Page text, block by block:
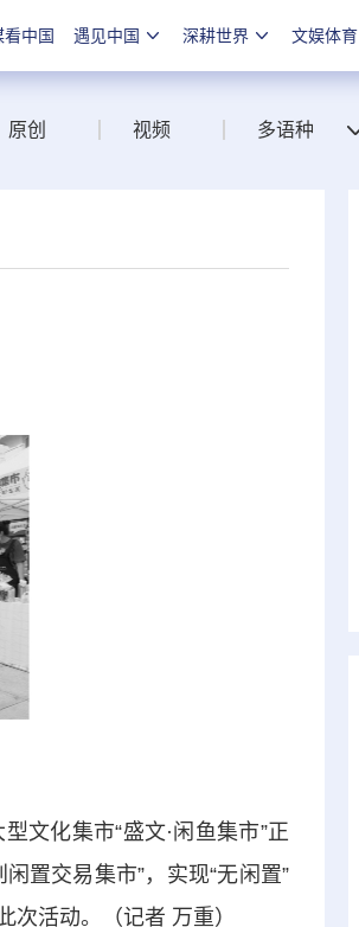
看中国 遇见中国 深耕世界 文娱体育
原创 视频 多语种
化集市“盛文·闲鱼集市”正
置交易集市”，实现“无闲置”
次活动。（记者 万重）